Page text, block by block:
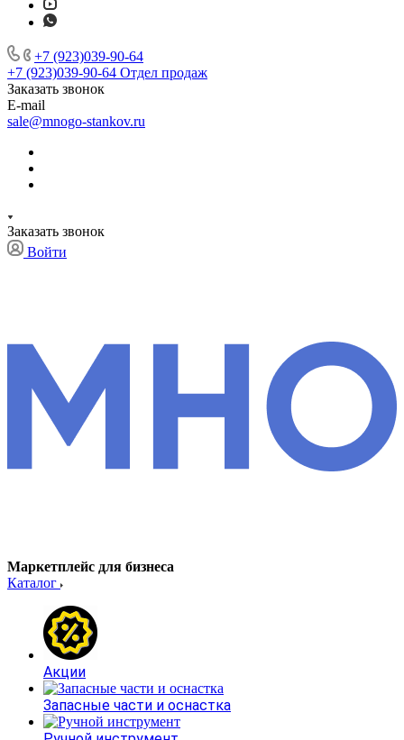
+7 (923)039-90-64
+7 (923)039-90-64 Отдел продаж
Заказать звонок
E-mail
sale@mnogo-stankov.ru
Заказать звонок
Войти
Маркетплейс для бизнеса
Каталог
Акции
Запасные части и оснастка